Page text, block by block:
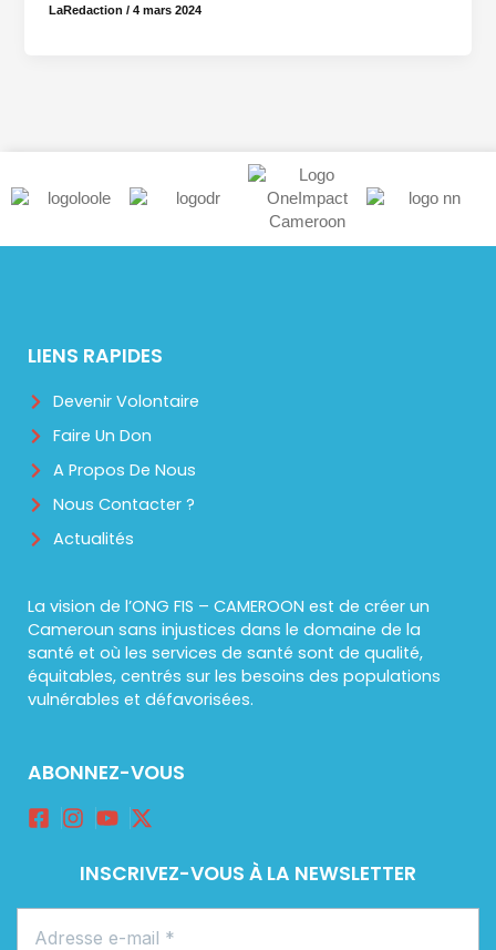
LaRedaction/4 mars 2024
LIENS RAPIDES
Devenir Volontaire
Faire Un Don
A Propos De Nous
Nous Contacter ?
Actualités
La vision de l’ONG FIS – CAMEROON est de créer un
Cameroun sans injustices dans le domaine de la
santé et où les services de santé sont de qualité,
équitables, centrés sur les besoins des populations
vulnérables et défavorisées.
ABONNEZ-VOUS
INSCRIVEZ-VOUS À LA NEWSLETTER